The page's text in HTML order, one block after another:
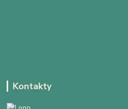
Kontakty